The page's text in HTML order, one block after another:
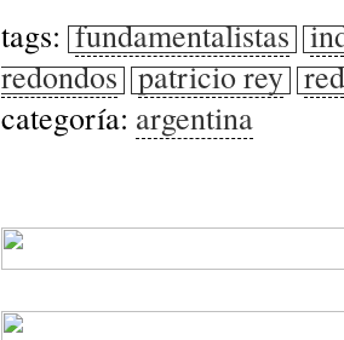
tags: fundamentalistas
redondos patricio rey
categoría: argentina